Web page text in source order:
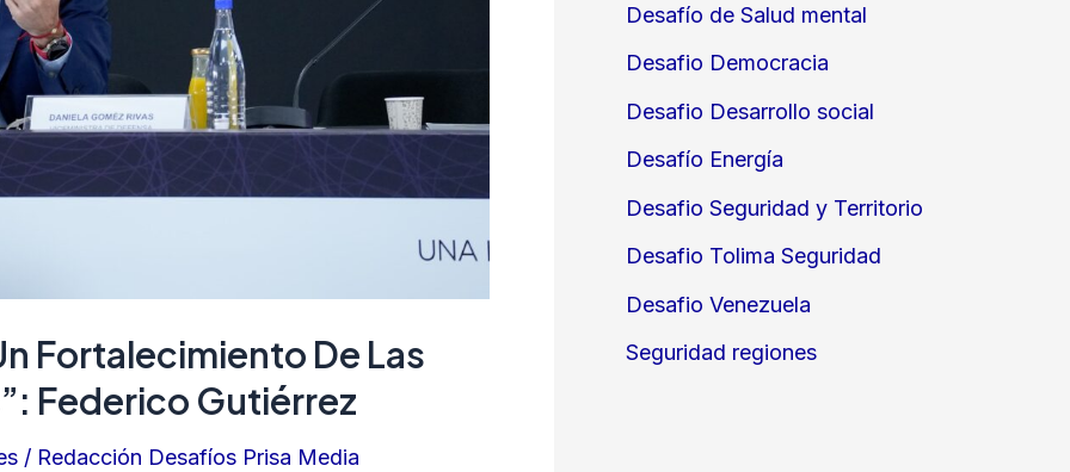
Fortalecimiento De Las
Federico Gutiérrez
/ Redacción Desafíos Prisa Media
Desafío de Salud mental
Desafio Democracia
Desafio Desarrollo social
Desafío Energía
Desafio Seguridad y Territorio
Desafio Tolima Seguridad
Desafio Venezuela
Seguridad regiones